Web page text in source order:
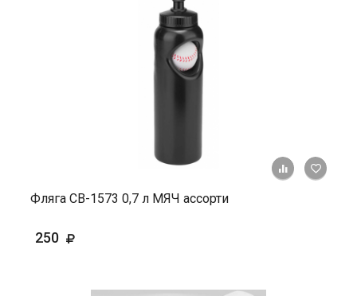
+ К
Фляга СВ-1573 0,7 л МЯЧ ассорти
250